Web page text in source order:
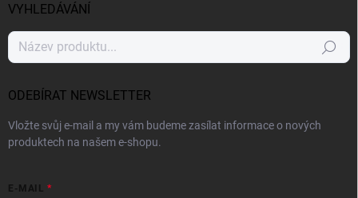
VYHLEDÁVÁNÍ
Hledat
ODEBÍRAT NEWSLETTER
Vložte svůj e-mail a my vám budeme zasílat informace o nových
produktech na našem e-shopu.
E-MAIL